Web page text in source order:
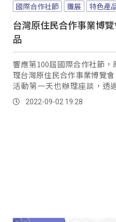
國際合作社節
攤展 特色產
台灣原住民合作事業博
品
響應第100屆國際合作社節
理台灣原住民合作事業博覽
活動第一天也辦理座談，透
體，達到資訊共享。
2022-09-02 19:28